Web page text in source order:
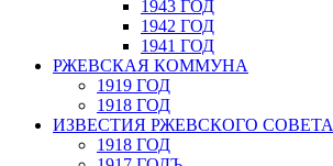
1943 ГОД
1942 ГОД
1941 ГОД
РЖЕВСКАЯ КОММУНА
1919 ГОД
1918 ГОД
ИЗВЕСТИЯ РЖЕВСКОГО СОВЕТА
1918 ГОД